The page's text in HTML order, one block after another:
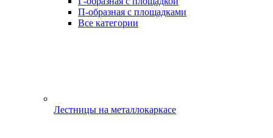
П-образная с площадками
Все категории
Лестницы на металлокаркасе